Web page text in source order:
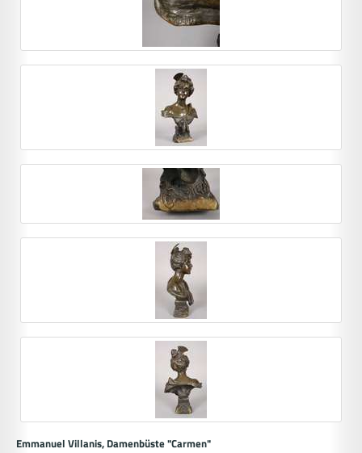
Emmanuel Villanis, Damenbüste "Carmen"